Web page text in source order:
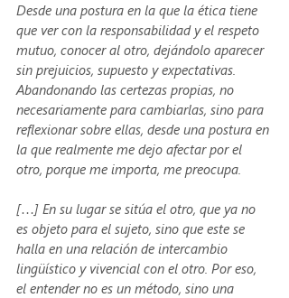
Desde una postura en la que la ética tiene
que ver con la responsabilidad y el respeto
mutuo, conocer al otro, dejándolo aparecer
sin prejuicios, supuesto y expectativas.
Abandonando las certezas propias, no
necesariamente para cambiarlas, sino para
reflexionar sobre ellas, desde una postura en
la que realmente me dejo afectar por el
otro, porque me importa, me preocupa.
[…] En su lugar se sitúa el otro, que ya no
es objeto para el sujeto, sino que este se
halla en una relación de intercambio
lingüístico y vivencial con el otro. Por eso,
el entender no es un método, sino una